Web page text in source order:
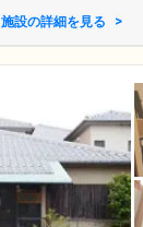
施設の詳細を見る